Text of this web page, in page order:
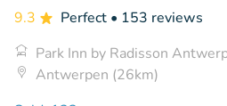
9.3 Perfect • 153 reviews
Park Inn by Radisson
Antwerpen (26km)